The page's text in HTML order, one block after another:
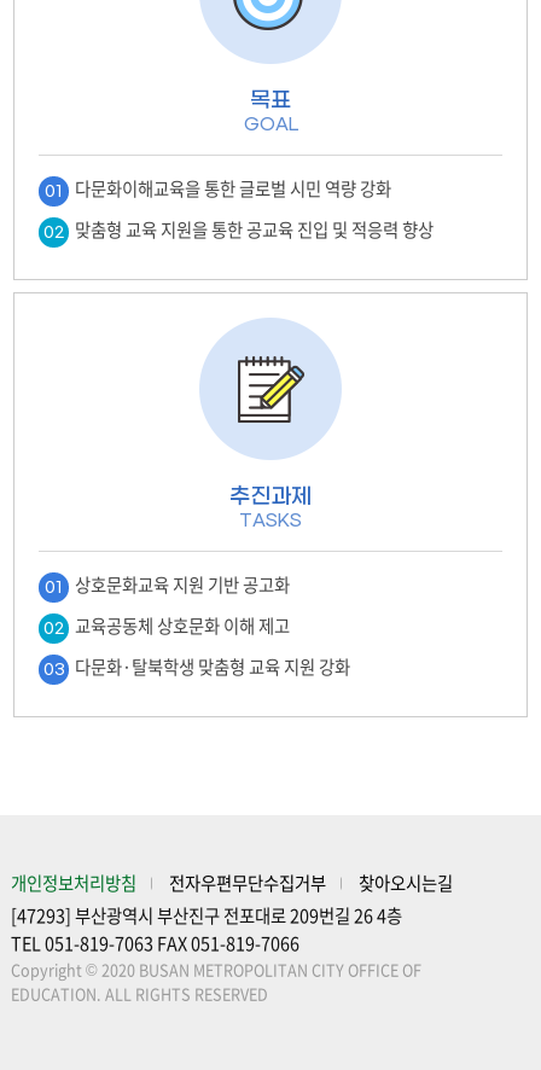
목표
GOAL
01 다문화이해교육을 통한 글로벌 시민 역량 강화
02 맞춤형 교육 지원을 통한 공교육 진입 및 적응력 향상
추진과제
TASKS
01 상호문화교육 지원 기반 공고화
02 교육공동체 상호문화 이해 제고
03 다문화·탈북학생 맞춤형 교육 지원 강화
개인정보처리방침 전자우편무단수집거부
찾아오시는길
[47293] 부산광역시 부산진구 전포대로 209번길 26 4층
TEL 051-819-7063 FAX 051-819-7066
Copyright © 2020 BUSAN METROPOLITAN CITY OFFICE OF
EDUCATION. ALL RIGHTS RESERVED